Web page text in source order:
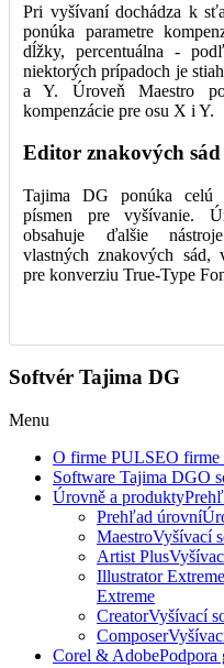
Pri vyšívaní dochádza k
ponúka parametre
dĺžky, percentuálna -
niektorých prípadoch je
a Y. Úroveň Maestro
kompenzácie pre osu X i Y.
Editor znakových sád
Tajima DG ponúka celú
písmen pre vyšívanie.
obsahuje ďalšie
vlastných znakových sád,
pre konverziu True-Type
Softvér Tajima DG
Menu
O firme PULSEO firme
Software Tajima DGO
Úrovně a produkty
Prehľad úrovní
MaestroVyšívací
Artist Plus
Illustrator Extreme
Extreme
CreatorVyšívací
Composer
Corel & AdobePodpora